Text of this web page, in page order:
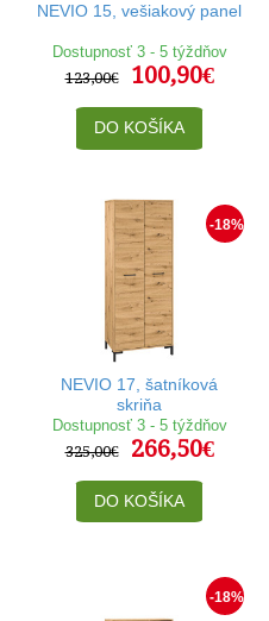
NEVIO 15, vešiakový panel
Dostupnosť 3 - 5 týždňov
123,00€
100,90€
DO KOŠÍKA
-18%
NEVIO 17, šatníková
skriňa
Dostupnosť 3 - 5 týždňov
325,00€
266,50€
DO KOŠÍKA
-18%